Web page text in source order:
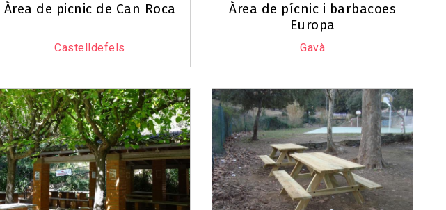
Àrea de picnic de Can Roca
Castelldefels
Àrea de pícnic i barbacoes
Europa
Gavà